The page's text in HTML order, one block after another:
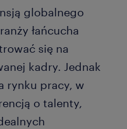
globalnego
łańcucha
się na
kadry. Jednak
rynku pracy, w
o talenty,